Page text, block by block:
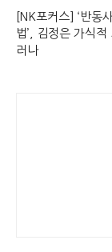
[NK포커스] ‘반동
법’, 김정은 가식
러나